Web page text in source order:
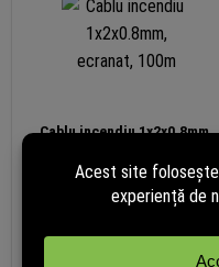
Cablu incendiu 1x2x0.8mm,